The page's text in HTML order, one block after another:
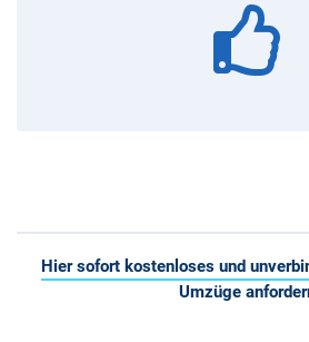
Hier sofort kostenloses und
Umzüge